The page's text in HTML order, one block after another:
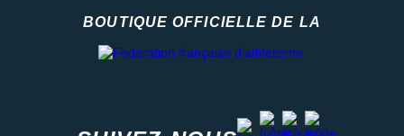
BOUTIQUE OFFICIELLE DE LA
instagram
facebook
stravayoutube